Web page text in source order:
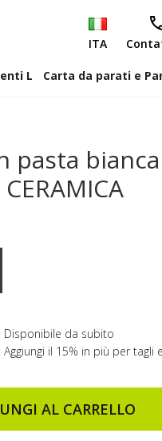
ITA
Elementi L Carta da parati e
pasta
Disponibile da subito
Aggiungi il 15% in più per tagli
AL CARRELLO